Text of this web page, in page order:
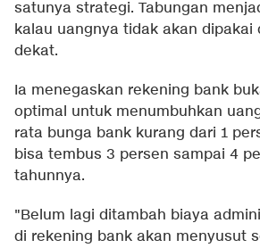
satunya strategi. Tabungan
kalau uangnya tidak akan dipakai
dekat.
Ia menegaskan rekening bank
optimal untuk menumbuhkan
rata bunga bank kurang dari 1
bisa tembus 3 persen sampai 4
tahunnya.
"Belum lagi ditambah biaya
di rekening bank akan menyusut